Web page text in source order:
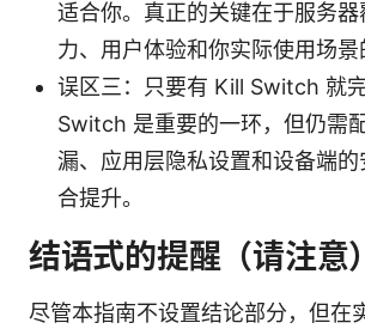
适合你。真正的关键在于服务
力、用户体验和你实际使用场景
误区三：只要有 Kill Switch 就
Switch 是重要的一环，但仍需
漏、应用层隐私设置和设备端
合提升。
结语式的提醒（请注意）
尽管本指南不设置结论部分，但在